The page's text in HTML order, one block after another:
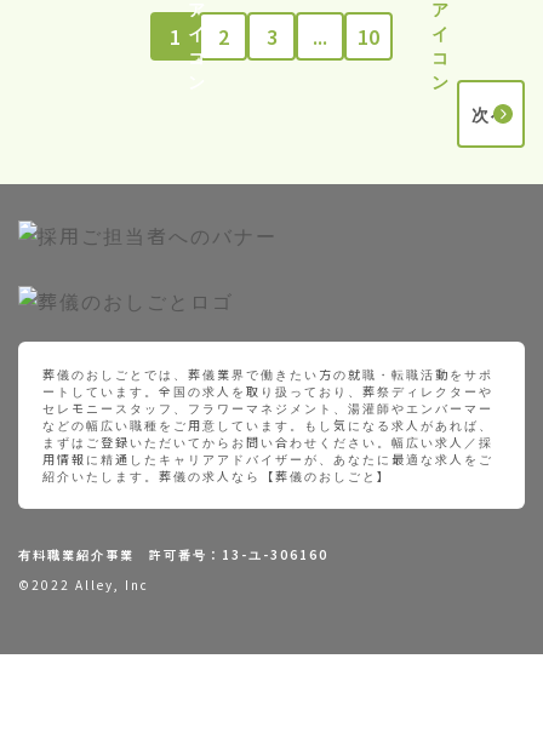
1 2 3 ... 10
次へ
葬儀のおしごとでは、葬儀業界で働きたい方の就職・転職活動をサポ
ートしています。全国の求人を取り扱っており、葬祭ディレクターや
セレモニースタッフ、フラワーマネジメント、湯灌師やエンバーマー
などの幅広い職種をご用意しています。もし気になる求人があれば、
まずはご登録いただいてからお問い合わせください。幅広い求人／採
用情報に精通したキャリアアドバイザーが、あなたに最適な求人をご
紹介いたします。葬儀の求人なら【葬儀のおしごと】
有料職業紹介事業 許可番号：13-ユ-306160
©2022 Alley, Inc